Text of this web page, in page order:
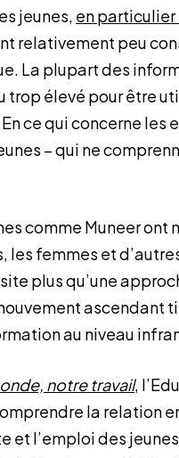
jeunes, en particulier
relativement peu
La plupart des
trop élevé pour être
ce qui concerne les
– qui ne
comme Muneer ont
les femmes et
plus qu’une
ascendant
au niveau
notre travail,
la relation
et l’emploi des